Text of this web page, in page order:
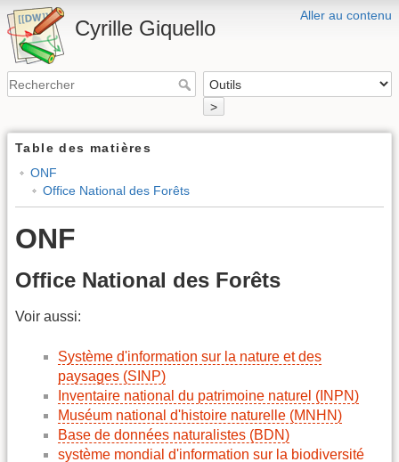
Aller au contenu
Cyrille Giquello
>
Table des matières
ONF
Office National des Forêts
ONF
Office National des Forêts
Voir aussi:
Système d'information sur la nature et des
paysages (SINP)
Inventaire national du patrimoine naturel (INPN)
Muséum national d'histoire naturelle (MNHN)
Base de données naturalistes (BDN)
système mondial d'information sur la biodiversité